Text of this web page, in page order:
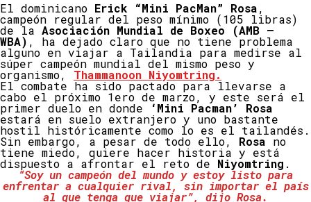
El dominicano Erick “Mini PacMan” Rosa,
campeón regular del peso mínimo (105 libras)
de la Asociación Mundial de Boxeo (AMB –
WBA) , ha dejado claro que no tiene problema
alguno en viajar a Tailandia para medirse al
súper campeón mundial del mismo peso y
organismo, Thammanoon Niyomtring.
El combate ha sido pactado para llevarse a
cabo el próximo 1ero de marzo, y este será el
primer duelo en donde ‘Mini Pacman’ Rosa
estará en suelo extranjero y uno bastante
hostil históricamente como lo es el tailandés.
Sin embargo, a pesar de todo ello, Rosa no
tiene miedo, quiere hacer historia y está
dispuesto a afrontar el reto de Niyomtring .
“Soy un campeón del mundo y estoy listo para
enfrentar a cualquier rival, sin importar el país
al que tenga que viajar”, dijo Rosa.